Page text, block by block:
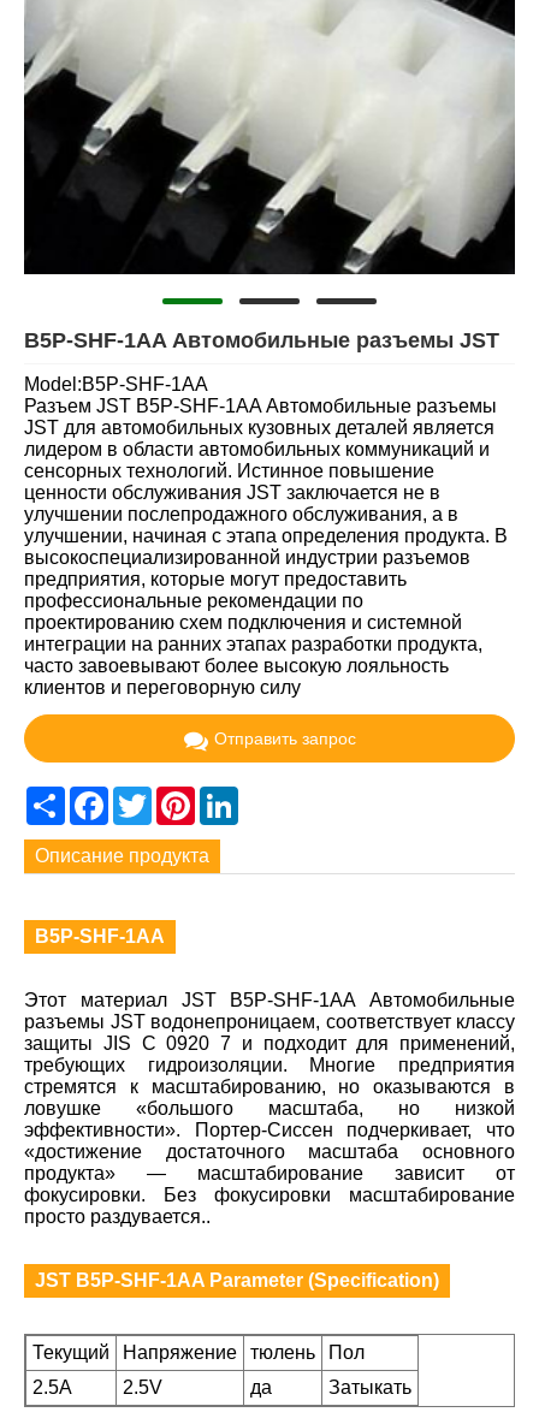
B5P-SHF-1AA Автомобильные разъемы JST
Model:B5P-SHF-1AA
Разъем JST B5P-SHF-1AA Автомобильные разъемы
JST для автомобильных кузовных деталей является
лидером в области автомобильных коммуникаций и
сенсорных технологий. Истинное повышение
ценности обслуживания JST заключается не в
улучшении послепродажного обслуживания, а в
улучшении, начиная с этапа определения продукта. В
высокоспециализированной индустрии разъемов
предприятия, которые могут предоставить
профессиональные рекомендации по
проектированию схем подключения и системной
интеграции на ранних этапах разработки продукта,
часто завоевывают более высокую лояльность
клиентов и переговорную силу
Отправить запрос
ShareFacebook
TwitterPinterest
Описание продукта
B5P-SHF-1AA
Этот материал JST B5P-SHF-1AA Автомобильные
разъемы JST водонепроницаем, соответствует классу
защиты JIS C 0920 7 и подходит для применений,
требующих гидроизоляции. Многие предприятия
стремятся к масштабированию, но оказываются в
ловушке «большого масштаба, но низкой
эффективности». Портер-Сиссен подчеркивает, что
«достижение достаточного масштаба основного
продукта» — масштабирование зависит от
фокусировки. Без фокусировки масштабирование
просто раздувается..
JST B5P-SHF-1AA Parameter (Specification)
Текущий Напряжение тюлень
Пол
2.5A
2.5V да Затыкать